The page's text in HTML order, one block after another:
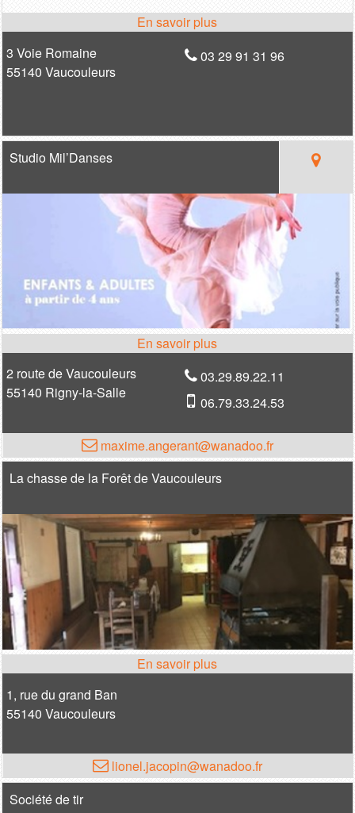
3 Voie Romaine
55140 Vaucouleurs
03 29 91 31 96
Studio Mil’Danses
2 route de Vaucouleurs
55140 Rigny-la-Salle
03.29.89.22.11
06.79.33.24.53
maxime.angerant@wanadoo.fr
La chasse de la Forêt de Vaucouleurs
1, rue du grand Ban
55140 Vaucouleurs
lionel.jacopin@wanadoo.fr
Société de tir